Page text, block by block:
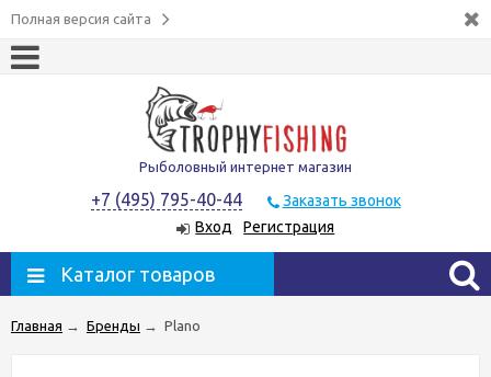
Полная версия сайта
Рыболовный интернет магазин
+7 (495) 795-40-44
Заказать звонок
Вход
Регистрация
Каталог товаров
Главная → Бренды → Plano